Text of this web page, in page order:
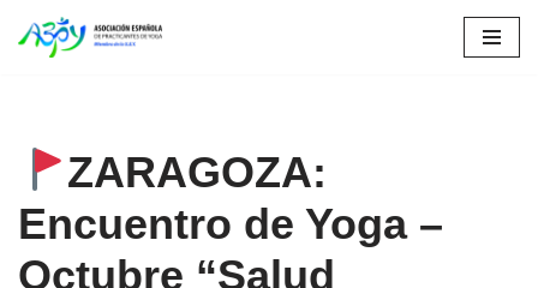
Saltar
ZARAGOZA:
Encuentro de Yoga –
Octubre “Salud